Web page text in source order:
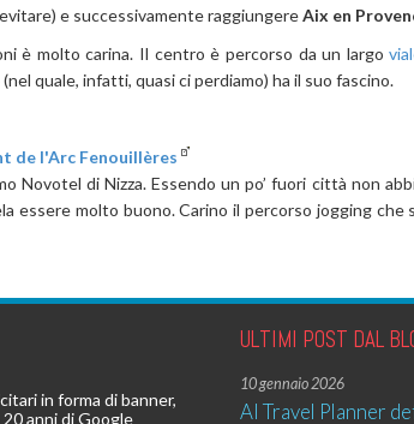
e successivamente raggiungereAix en
è molto carina. Il centro è percorso da un largo
quale, infatti, quasi ci perdiamo) ha il suo fascino.
de l'Arc Fenouillères
Novotel di Nizza. Essendo un po’ fuori città non
essere molto buono. Carino il percorso jogging
in forma di banner,
anni di Google
ULTIMI POST DAL
10 gennaio 2026
AI Travel Planner